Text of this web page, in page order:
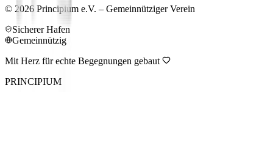
© 2026 Principium e.V. – Gemeinnütziger Verein
Sicherer Hafen
Gemeinnützig
Mit Herz für echte Begegnungen gebaut
PRINCIPIUM